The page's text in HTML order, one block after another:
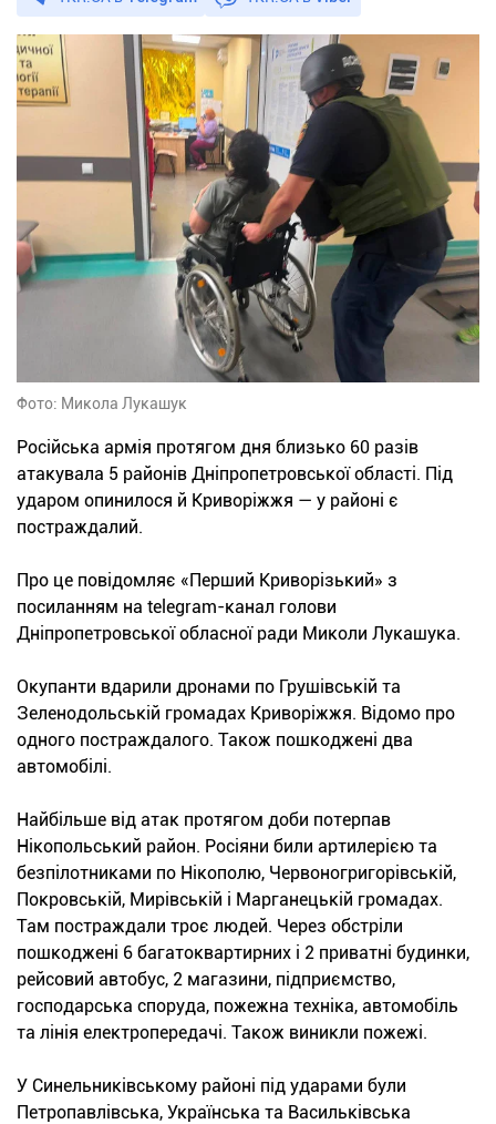
Фото: Микола Лукашук
Російська армія протягом дня близько 60 разів
атакувала 5 районів Дніпропетровської області. Під
ударом опинилося й Криворіжжя — у районі є
постраждалий.
Про це повідомляє «Перший Криворізький» з
посиланням на telegram-канал голови
Дніпропетровської обласної ради Миколи Лукашука.
Окупанти вдарили дронами по Грушівській та
Зеленодольській громадах Криворіжжя. Відомо про
одного постраждалого. Також пошкоджені два
автомобілі.
Найбільше від атак протягом доби потерпав
Нікопольський район. Росіяни били артилерією та
безпілотниками по Нікополю, Червоногригорівській,
Покровській, Мирівській і Марганецькій громадах.
Там постраждали троє людей. Через обстріли
пошкоджені 6 багатоквартирних і 2 приватні будинки,
рейсовий автобус, 2 магазини, підприємство,
господарська споруда, пожежна техніка, автомобіль
та лінія електропередачі. Також виникли пожежі.
У Синельниківському районі під ударами були
Петропавлівська, Українська та Васильківська